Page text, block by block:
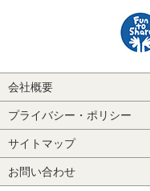
会社概要
プライバシー・ポリシー
サイトマップ
お問い合わせ